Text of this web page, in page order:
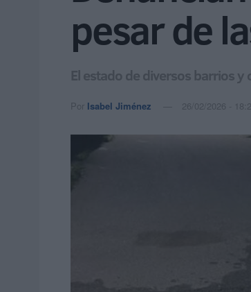
pesar de
El estado de diversos barrios
Por Isabel Jiménez 26/02/2026 -